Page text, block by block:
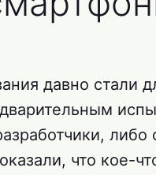
давно стали
либо
что кое-